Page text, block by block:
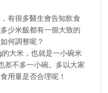
有很多醫生會告知飲食
少米飯都有一個大致的
何調整呢？
大米，也就是一小碗米
差不多一小碗。多以大家
用量是否合理呢！